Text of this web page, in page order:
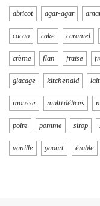
abricot agar-agar
cacao cake caramel
crème flan fraise
glaçage kitchenaid
mousse multi délices
poire pomme sirop
vanille yaourt érable